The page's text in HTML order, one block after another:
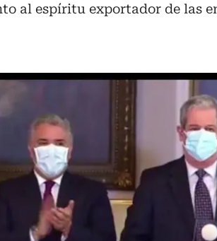
al espíritu exportador de las